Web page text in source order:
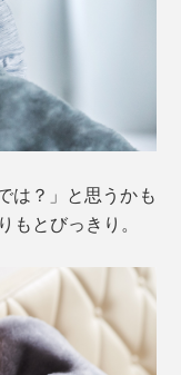
色の白も、優し
インテリアがま
は？」と思うかも
とびっきり。